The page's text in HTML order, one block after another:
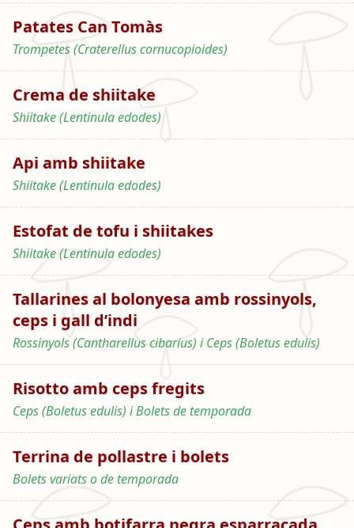
Patates Can Tomàs
Trompetes (Craterellus cornucopioides)
Crema de shiitake
Shiitake (Lentinula edodes)
Api amb shiitake
Shiitake (Lentinula edodes)
Estofat de tofu i shiitakes
Shiitake (Lentinula edodes)
Tallarines al bolonyesa amb rossinyols,
ceps i gall d’indi
Rossinyols (Cantharellus cibarius) i Ceps (Boletus edulis)
Risotto amb ceps fregits
Ceps (Boletus edulis) i Bolets de temporada
Terrina de pollastre i bolets
Bolets variats o de temporada